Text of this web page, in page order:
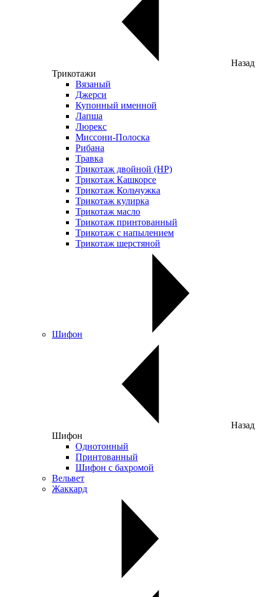
Назад
Трикотажи
Вязаный
Джерси
Купонный именной
Лапша
Люрекс
Миссони-Полоска
Рибана
Травка
Трикотаж двойной (НР)
Трикотаж Кашкорсе
Трикотаж Кольчужка
Трикотаж кулирка
Трикотаж масло
Трикотаж принтованный
Трикотаж с напылением
Трикотаж шерстяной
Шифон
Назад
Шифон
Однотонный
Принтованный
Шифон с бахромой
Вельвет
Жаккард